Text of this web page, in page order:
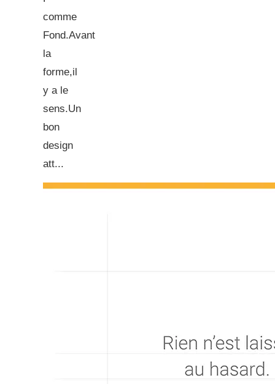
comme
Fond.Avant
la
forme,il
y a le
sens.Un
bon
design
att...